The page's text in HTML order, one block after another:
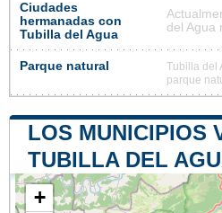
Ciudades
hermanadas con
Tubilla del Agua
del Agua
Parque natural
Tubilla
parque
LOS MUNICIPIOS
TUBILLA DEL
+